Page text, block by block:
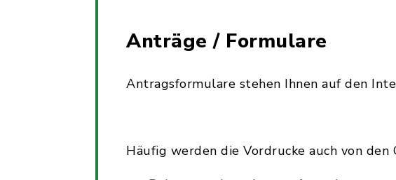
Anträge / Formulare
Antragsformulare stehen Ihnen auf den
Häufig werden die Vordrucke auch von